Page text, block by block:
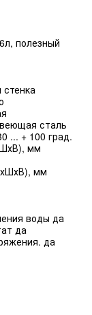
полезный
сталь
... + 100 град.
мм
мм
воды да
да
да